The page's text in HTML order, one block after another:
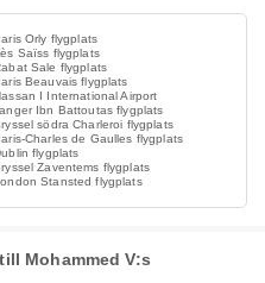
Orly flygplats
Saïss flygplats
Sale flygplats
Beauvais flygplats
I International Airport
Ibn Battoutas flygplats
södra Charleroi flygplats
Charles de Gaulles flygplats
flygplats
Zaventems flygplats
Stansted flygplats
Mohammed V:s